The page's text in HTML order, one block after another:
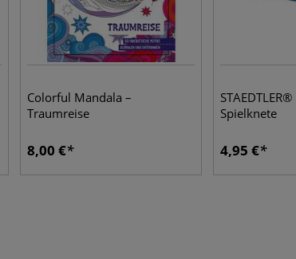
Colorful Mandala –
Traumreise
8,00 €
Spielknete
4,95 €